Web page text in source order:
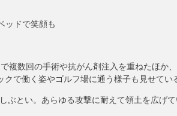
ッドで笑顔も
数回の手術や抗がん剤注入を重ねたほか
で働く姿やゴルフ場に通う様子も見せてい
とい。あらゆる攻撃に耐えて領土を広げ